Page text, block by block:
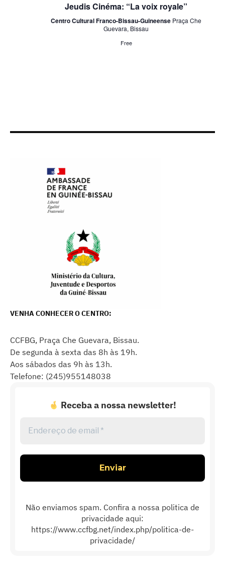
Jeudis Cinéma: “La voix royale”
Centro Cultural Franco-Bissau-Guineense Praça Che
Guevara, Bissau
Free
VENHA CONHECER O CENTRO:
CCFBG, Praça Che Guevara, Bissau.
De segunda à sexta das 8h às 19h.
Aos sábados das 9h às 13h.
Telefone: (245)955148038
Receba a nossa newsletter!
de
*
Não enviamos spam. Confira a nossa politica de
privacidade aqui:
https://www.ccfbg.net/index.php/politica-de-
privacidade/